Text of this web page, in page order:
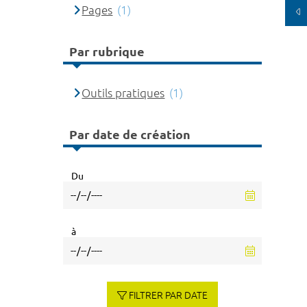
Pages (1)
Par rubrique
Outils pratiques (1)
Par date de création
Du
à
FILTRER PAR DATE